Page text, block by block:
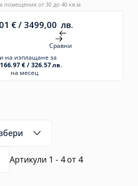
помещения от 30 до 40 кв.м.
€/ 3499,00 лв.
Сравни
на изплащане за
€ / 326.57 лв.
на месец
Артикули 1 - 4 от 4